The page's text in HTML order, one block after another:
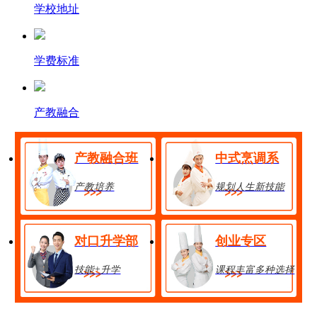
学校地址
学费标准
产教融合
产教融合班
产教培养
中式烹调系
规划人生新技能
对口升学部
技能+升学
创业专区
课程丰富多种选择